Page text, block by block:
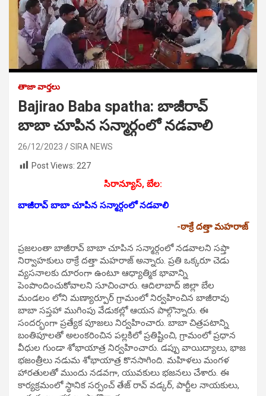
తాజా వార్తలు
Bajirao Baba spatha: బాజీరావ్
బాబా చూపిన సన్మార్గంలో నడవాలి
26/12/2023
SIRA NEWS
Post Views: 227
సిరాన్యూస్, బేల:
బాజీరావ్ బాబా చూపిన సన్మార్గంలో నడవాలి
-ఠాక్రే దత్తా మహరాజ్
ప్రజలంతా బాజీరావ్ బాబా చూపిన సన్మార్గంలో నడవాలని సప్తా
నిర్వాహకులు ఠాక్రే దత్తా మహరాజ్ అన్నారు. ప్రతి ఒక్కరూ చెడు
వ్యసనాలకు దూరంగా ఉంటూ ఆధ్యాత్మిక భావాన్ని
పెంపొందించుకోవాలని సూచించారు. ఆదిలాబాద్ జిల్లా బేల
మండలం లోని మణ్యార్పూర్ గ్రామంలో నిర్వహించిన బాజీరావు
బాబా సప్తహా ముగింపు వేడుకల్లో ఆయన పాల్గొన్నారు. ఈ
సందర్భంగా ప్రత్యేక పూజలు నిర్వహించారు. బాబా చిత్రపటాన్ని
బంతిపూలతో అలంకరించిన పల్లకిలో ప్రతిష్టించి, గ్రామంలో ప్రధాన
వీధుల గుండా శోభాయాత్ర నిర్వహించారు. డప్పు వాయిద్యాలు, భాజ
భజంత్రీలు నడుమ శోభాయాత్ర కొనసాగింది. మహిళలు మంగళ
హారతులతో ముందు నడవగా, యువకులు భజనలు చేశారు. ఈ
కార్యక్రమంలో స్థానిక సర్పంచ్ తేజ్ రావ్ వడ్కర్, పార్టీల నాయకులు,